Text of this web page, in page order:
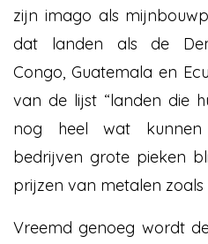
zijn imago als
dat landen als de
Congo, Guatemala en
van de lijst “landen die
nog heel wat
bedrijven grote pieken
prijzen van metalen zoals
Vreemd genoeg wordt